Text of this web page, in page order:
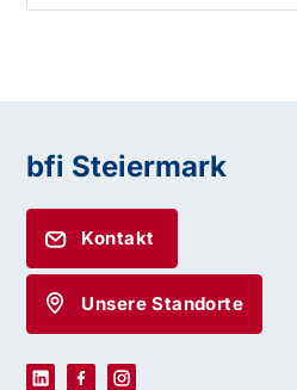
bfi Steiermark
Kontakt
Unsere Standorte